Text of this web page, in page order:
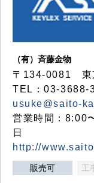
（有）斉藤金物
〒134-0081 東
TEL：03-3688-
usuke@saito-
営業時間：8:00
日
http://
販売可 工